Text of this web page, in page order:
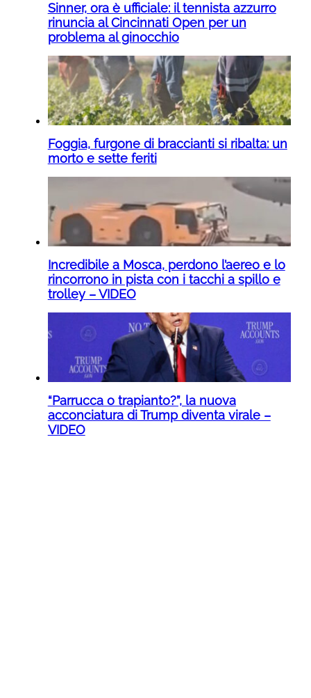
Sinner, ora è ufficiale: il tennista azzurro
rinuncia al Cincinnati Open per un
problema al ginocchio
Foggia, furgone di braccianti si ribalta: un
morto e sette feriti
Incredibile a Mosca, perdono l’aereo e lo
rincorrono in pista con i tacchi a spillo e
trolley – VIDEO
“Parrucca o trapianto?”, la nuova
acconciatura di Trump diventa virale –
VIDEO